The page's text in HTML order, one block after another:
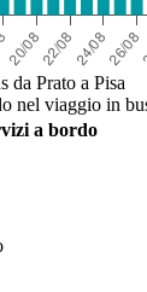
da Prato a Pisa
nel viaggio in
a bordo